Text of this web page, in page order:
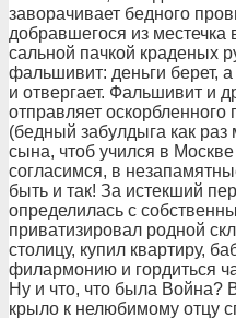
заворачивает бедного
добравшегося из
сальной пачкой краденых
фальшивит: деньги берет,
и отвергает. Фальшивит и
отправляет
(бедный забулдыга как
сына, чтоб учился в
согласимся, в
быть и так! За истекший
определилась с
приватизировал родной
столицу, купил квартиру,
филармонию и гордиться
Ну и что, что была
крыло к нелюбимому отцу